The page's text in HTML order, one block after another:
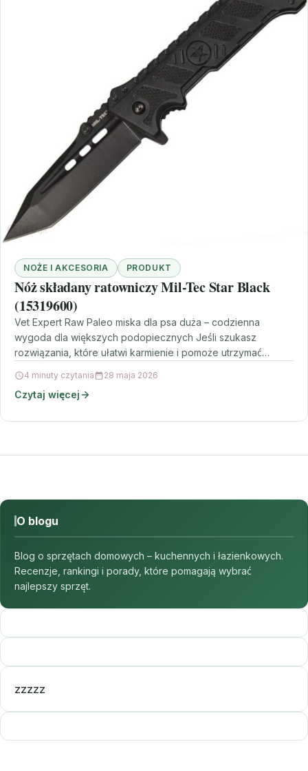
NOŻE I AKCESORIA PRODUKT
Nóż składany ratowniczy Mil-Tec Star Black
(15319600)
Vet Expert Raw Paleo miska dla psa duża – codzienna
wygoda dla większych podopiecznych Jeśli szukasz
rozwiązania, które ułatwi karmienie i pomoże utrzymać
4 minuty czytania 28 maja 2026
Czytaj więcej
O blogu
Blog o sprzętach domowych – kuchennych i łazienkowych.
Recenzje, rankingi i porady, które pomagają wybrać
najlepszy sprzęt.
zzzzz